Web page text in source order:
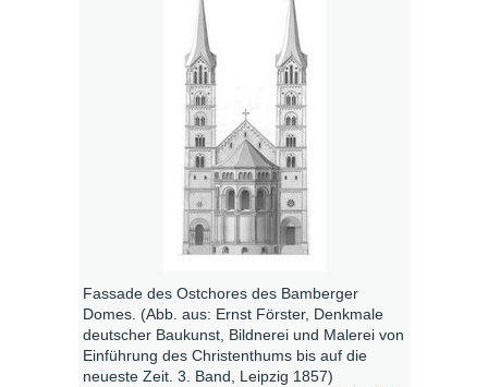
Fassade des Ostchores des Bamberger
Domes. (Abb. aus: Ernst Förster, Denkmale
deutscher Baukunst, Bildnerei und Malerei von
Einführung des Christenthums bis auf die
neueste Zeit. 3. Band, Leipzig 1857)